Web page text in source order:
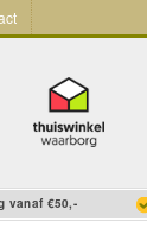
vanaf €50,-